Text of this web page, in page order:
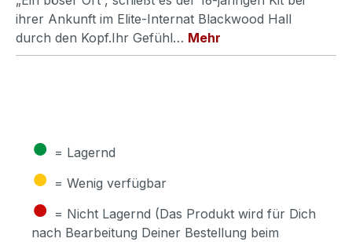
ihrer Ankunft im Elite-Internat Blackwood Hall
durch den Kopf.Ihr Gefühl… Mehr
● = Lagernd
● = Wenig verfügbar
● = Nicht Lagernd (Das Produkt wird für Dich
nach Bearbeitung Deiner Bestellung beim